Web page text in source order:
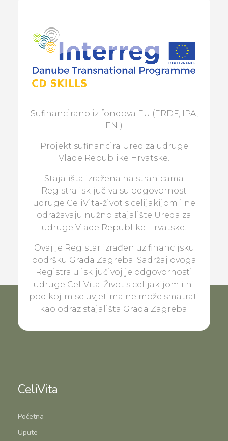
Sufinancirano iz fondova EU (ERDF, IPA,
ENI)
Projekt sufinancira Ured za udruge
Vlade Republike Hrvatske.
Stajališta izražena na stranicama
Registra isključiva su odgovornost
udruge CeliVita-život s celijakijom i ne
odražavaju nužno stajalište Ureda za
udruge Vlade Republike Hrvatske.
Ovaj je Registar izrađen uz financijsku
podršku Grada Zagreba. Sadržaj ovoga
Registra u isključivoj je odgovornosti
udruge CeliVita-Život s celijakijom i ni
pod kojim se uvjetima ne može smatrati
kao odraz stajališta Grada Zagreba.
CeliVita
Početna
Upute